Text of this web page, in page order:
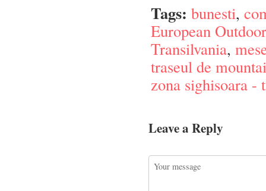
Tags: bunesti,
European
Transilvania,
traseul de
zona sighisoara -
Leave a Reply